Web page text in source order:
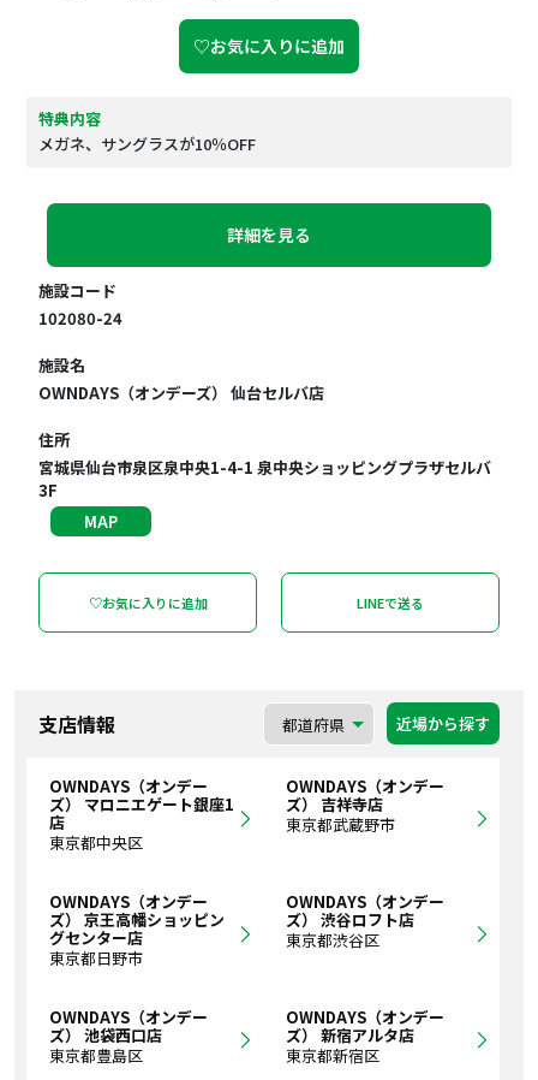
♡お気に入りに追加
特典内容
メガネ、サングラスが10％OFF
詳細を見る
施設コード
102080-24
施設名
OWNDAYS（オンデーズ） 仙台セルバ店
住所
宮城県仙台市泉区泉中央1-4-1 泉中央ショッピングプラザセルバ
3F
MAP
♡お気に入りに追加 LINEで送る
支店情報 近場から探す
OWNDAYS（オンデー
ズ） マロニエゲート銀座1
店
東京都中央区
OWNDAYS（オンデー
ズ） 吉祥寺店
東京都武蔵野市
OWNDAYS（オンデー
ズ） 京王高幡ショッピン
グセンター店
東京都日野市
OWNDAYS（オンデー
ズ） 渋谷ロフト店
東京都渋谷区
OWNDAYS（オンデー
ズ） 池袋西口店
東京都豊島区
OWNDAYS（オンデー
ズ） 新宿アルタ店
東京都新宿区